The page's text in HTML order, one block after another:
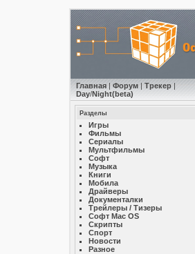
Главная| Форум| Трекер|
Day/Night(beta)
Разделы
Игры
Фильмы
Сериалы
Мультфильмы
Софт
Музыкa
Книги
Мобила
Драйверы
Документалки
Трейлеры / Тизеры
Софт Mac OS
Скрипты
Спорт
Новости
Разное